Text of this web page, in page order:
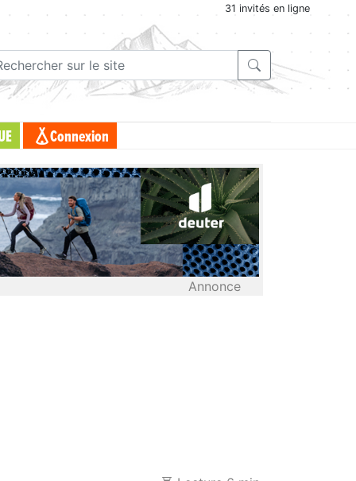
31 invités en ligne
Connexion
Annonce